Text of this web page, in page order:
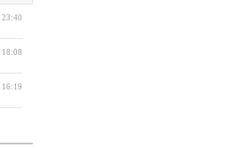
23:40
18:08
16:19